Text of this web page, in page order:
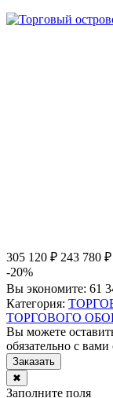
305 120 ₽ 243 780 ₽
-20%
Вы экономите: 61
Категория:
ТОРГОВОГО
Вы можете
обязательно с вами
Заказать
✖
Заполните поля